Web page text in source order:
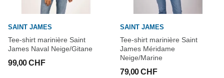
SAINT JAMES
Tee-shirt marinière Saint
James Naval Neige/Gitane
99,00 CHF
SAINT JAMES
Tee-shirt marinière Saint
James Méridame
Neige/Marine
79,00 CHF